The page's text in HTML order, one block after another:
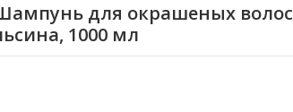
для окрашеных волос
1000 мл